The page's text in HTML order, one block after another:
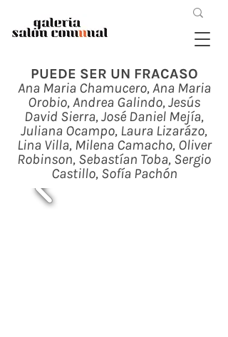
PUEDE SER UN FRACASO
Ana Maria Chamucero, Ana Maria
Orobio, Andrea Galindo, Jesús
David Sierra, José Daniel Mejía,
Juliana Ocampo, Laura Lizarázo,
Lina Villa, Milena Camacho, Oliver
Robinson, Sebastían Toba, Sergio
Castillo, Sofía Pachón